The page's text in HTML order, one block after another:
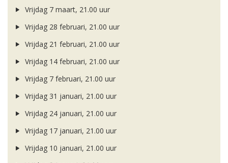
Vrijdag 7 maart, 21.00 uur
Vrijdag 28 februari, 21.00 uur
Vrijdag 21 februari, 21.00 uur
Vrijdag 14 februari, 21.00 uur
Vrijdag 7 februari, 21.00 uur
Vrijdag 31 januari, 21.00 uur
Vrijdag 24 januari, 21.00 uur
Vrijdag 17 januari, 21.00 uur
Vrijdag 10 januari, 21.00 uur